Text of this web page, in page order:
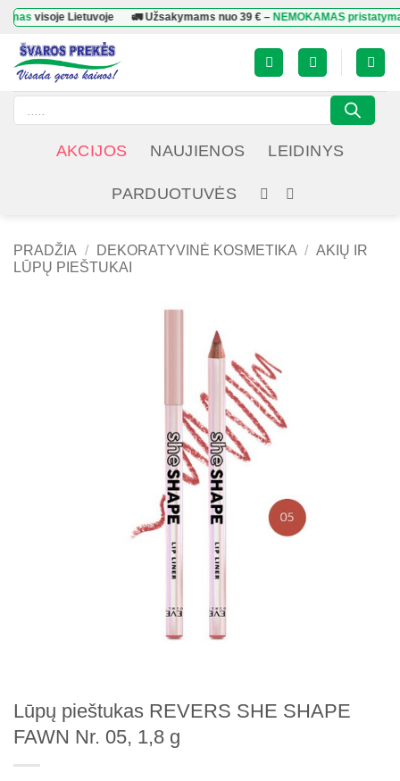
Skip
content
Lietuvoje 🚛 Užsakymams nuo39 €–NEMOKAMAS pristatymas
Products
search
AKCIJOS NAUJIENOS LEIDINYS
PARDUOTUVĖS
PRADŽIA / DEKORATYVINĖ KOSMETIKA / AKIŲ IR
LŪPŲ PIEŠTUKAI
Lūpų pieštukas REVERS SHE SHAPE
FAWN Nr. 05, 1,8 g